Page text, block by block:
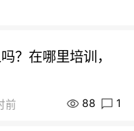
？在哪里培训，
前 88 1